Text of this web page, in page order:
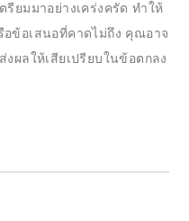
ยมมาอย่างเคร่งครัด ทำให้
อข้อเสนอที่คาดไม่ถึง คุณอาจ
ผลให้เสียเปรียบในข้อตกลง